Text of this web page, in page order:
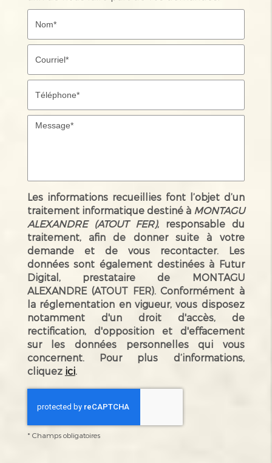
Les informations recueillies font l’objet d’un
traitement informatique destiné àMONTAGU
ALEXANDRE (ATOUT FER), responsable du
traitement, afin de donner suite à votre
demande et de vous recontacter. Les
données sont également destinées à Futur
Digital, prestataire de MONTAGU
ALEXANDRE (ATOUT FER). Conformément à
la réglementation en vigueur, vous disposez
notamment d'un droit d'accès, de
rectification, d'opposition et d'effacement
sur les données personnelles qui vous
concernent. Pour plus d’informations,
cliquez ici.
* Champs obligatoires